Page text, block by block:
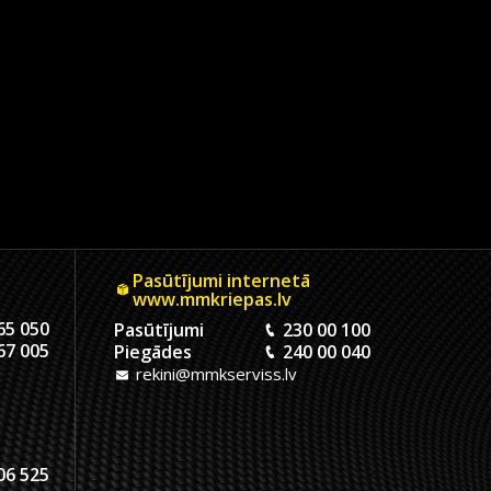
050
005
525
Pasūtījumi internetā
www.mmkriepas.lv
Pasūtījumi
230 00 100
Piegādes
240 00 040
rekini@mmkserviss.lv